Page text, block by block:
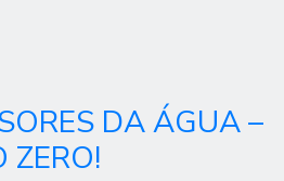
DA ÁGUA –
ZERO!